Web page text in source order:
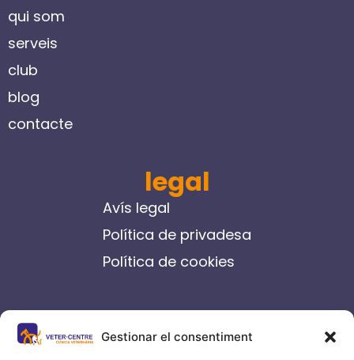
Gestionar el consentiment
qui som
serveis
club
blog
contacte
legal
Avís legal
Política de privadesa
Política de cookies
contacte
C/ Germanes Castells, 14-16